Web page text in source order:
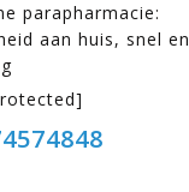
parapharmacie:
aan huis, snel en